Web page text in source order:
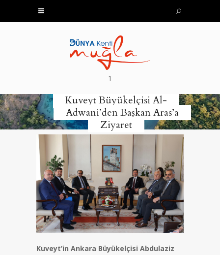
1
Kuveyt Büyükelçisi Al-
Adwani’den Başkan Aras’a
Ziyaret
Kuveyt’in Ankara Büyükelçisi Abdulaziz